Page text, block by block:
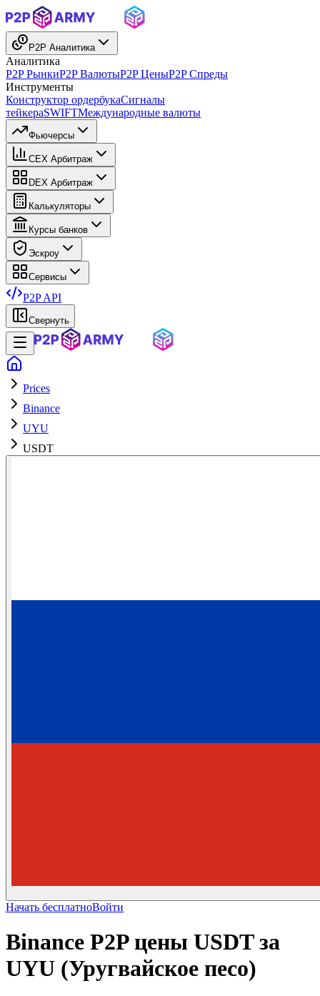
P2P Аналитика
Аналитика
P2P РынкиP2P ВалютыP2P ЦеныP2P Спреды
Инструменты
Конструктор ордербукаСигналы
тейкераSWIFTМеждународные валюты
Фьючерсы
CEX Арбитраж
DEX Арбитраж
Калькуляторы
Курсы банков
Эскроу
Сервисы
P2P API
Свернуть
Prices
Binance
UYU
USDT
Начать бесплатноВойти
Binance P2P цены USDT за
UYU (Уругвайское песо)